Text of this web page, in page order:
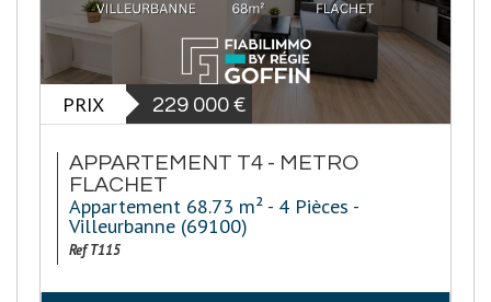
PRIX 229 000 €
APPARTEMENT T4 - METRO
FLACHET
Appartement 68.73 m² - 4 Pièces -
Villeurbanne (69100)
Ref T115